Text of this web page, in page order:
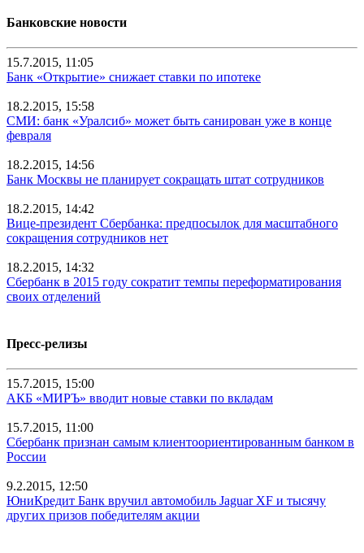
Банковские новости
15.7.2015, 11:05
Банк «Открытие» снижает ставки по ипотеке
18.2.2015, 15:58
СМИ: банк «Уралсиб» может быть санирован уже в конце
февраля
18.2.2015, 14:56
Банк Москвы не планирует сокращать штат сотрудников
18.2.2015, 14:42
Вице-президент Сбербанка: предпосылок для масштабного
сокращения сотрудников нет
18.2.2015, 14:32
Сбербанк в 2015 году сократит темпы переформатирования
своих отделений
Пресс-релизы
15.7.2015, 15:00
АКБ «МИРЪ» вводит новые ставки по вкладам
15.7.2015, 11:00
Сбербанк признан самым клиентоориентированным банком в
России
9.2.2015, 12:50
ЮниКредит Банк вручил автомобиль Jaguar XF и тысячу
других призов победителям акции